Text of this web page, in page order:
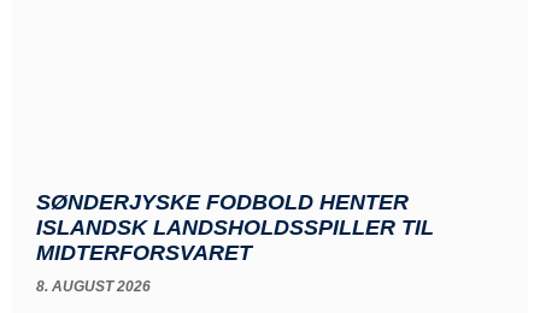
SØNDERJYSKE FODBOLD HENTER
ISLANDSK LANDSHOLDSSPILLER TIL
MIDTERFORSVARET
8. AUGUST 2026